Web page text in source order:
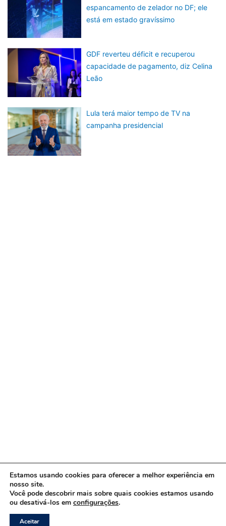
espancamento de zelador no DF; ele
está em estado gravíssimo
GDF reverteu déficit e recuperou
capacidade de pagamento, diz Celina
Leão
Lula terá maior tempo de TV na
campanha presidencial
Copyright © 2026 www.ACORDA DF
Estamos usando cookies para oferecer a melhor experiência em
nosso site.
Você pode descobrir mais sobre quais cookies estamos usando
ou desativá-los em configurações.
Aceitar